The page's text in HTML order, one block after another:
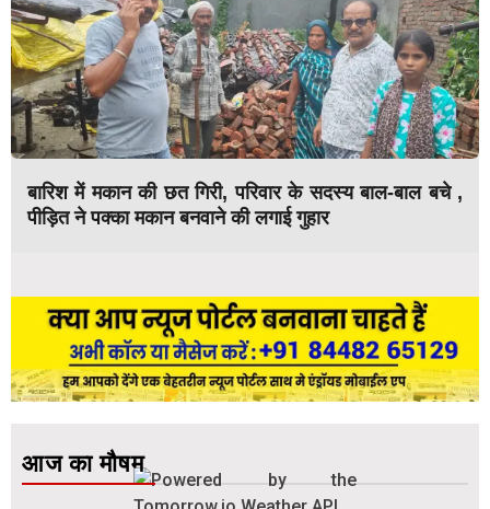
बारिश में मकान की छत गिरी, परिवार के सदस्य बाल-बाल बचे ,
पीड़ित ने पक्का मकान बनवाने की लगाई गुहार
आज का मौषम